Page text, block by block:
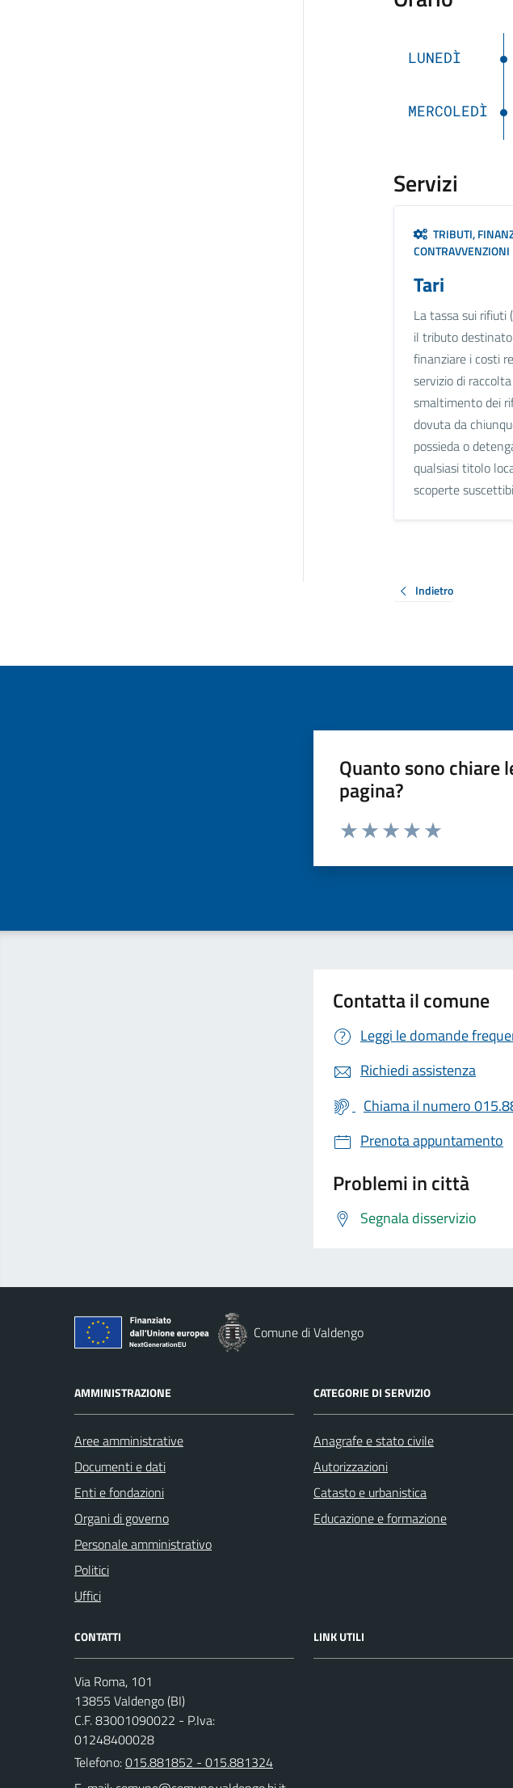
LUNEDÌ
MERCOLEDÌ
Servizi
TRIBUTI,
CONTRAVVENZIONI
Tari
La tassa sui rifiuti
il tributo
finanziare i costi
servizio di
smaltimento dei
dovuta da
possieda o
qualsiasi titolo
scoperte
Indietro
Quanto sono chiare
pagina?
Valuta da 1 a 5 stelle la pagina
Contatta il comune
Leggi le domande
Richiedi assistenza
Chiama il numero
Prenota appuntamento
Problemi in città
Segnala disservizio
Comune di Valdengo
AMMINISTRAZIONE
Aree amministrative
Documenti e dati
Enti e fondazioni
Organi di governo
Personale amministrativo
Politici
Uffici
CATEGORIE DI SERVIZIO
Anagrafe e stato civile
Autorizzazioni
Catasto e urbanistica
Educazione e formazione
CONTATTI
Via Roma, 101
13855 Valdengo (BI)
C.F. 83001090022 - P.Iva:
01248400028
Telefono:015.881852 - 015.881324
LINK UTILI